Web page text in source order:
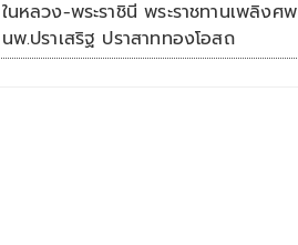
ในหลวง-พระราชินี พระราชทานเพลิงศพ
นพ.ปราเสริฐ ปราสาททองโอสถ